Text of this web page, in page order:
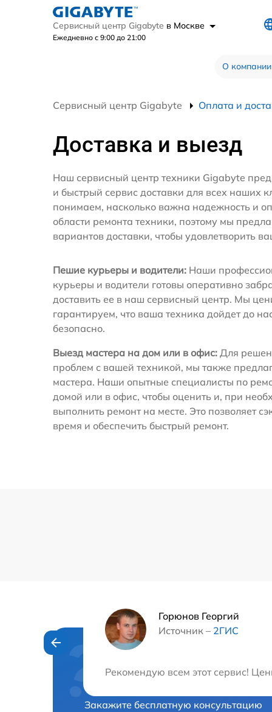
Сервисный центр Gigabyte в Москве
Ежедневно с 9:00 до 21:00
О компании
Сервисный центр Gigabyte Оплата и
Доставка и выезд
Наш сервисный центр техники Gigabyte
и быстрый сервис доставки для всех наших
понимаем, насколько важна надежность и
области ремонта техники, поэтому мы
вариантов доставки, чтобы удовлетворить
Пешие курьеры и водители: Наши
курьеры и водители готовы оперативно
доставить ее в наш сервисный центр. Мы
гарантируем, что ваша техника дойдет до
безопасно.
Выезд мастера на дом или в офис: Для
проблем с вашей техникой, мы также
мастера. Наши опытные специалисты по
домой или в офис, чтобы оценить и, при
выполнить ремонт на месте. Это позволяет
время и обеспечить быстрый ремонт.
Горюнов Георгий
Источник – 2ГИС
Рекомендую всем этот сервис!
Нужна
Закажите бесплатную консультацию